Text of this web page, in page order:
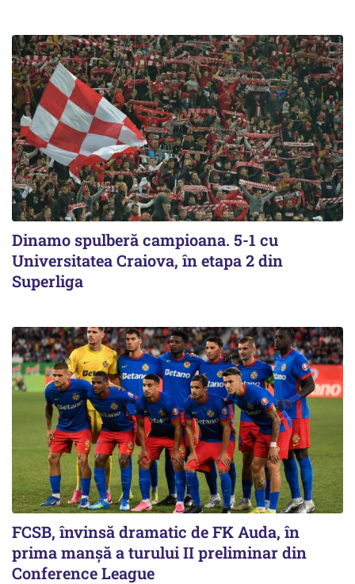
Dinamo spulberă campioana. 5-1 cu
Universitatea Craiova, în etapa 2 din
Superliga
FCSB, învinsă dramatic de FK Auda, în
prima manșă a turului II preliminar din
Conference League